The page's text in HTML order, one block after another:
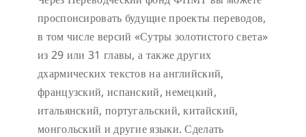
проспонсировать будущие проекты переводов,
в том числе версий «Сутры золотистого света»
из 29 или 31 главы, а также других
дхармических текстов на английский,
французский, испанский, немецкий,
итальянский, португальский, китайский,
монгольский и другие языки. Сделать